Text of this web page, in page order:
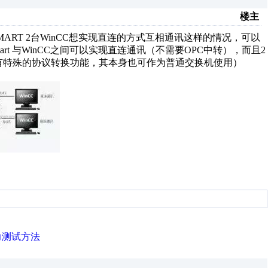
楼主
2台WinCC想实现直连的方式互相通讯这样的情况，可以
与WinCC之间可以实现直连通讯（不需要OPC中转），而且2
殊的协议转换功能，其本身也可作为普通交换机使用）
试方法